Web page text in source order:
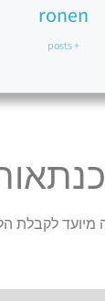
ronen
+ posts
לקבלת